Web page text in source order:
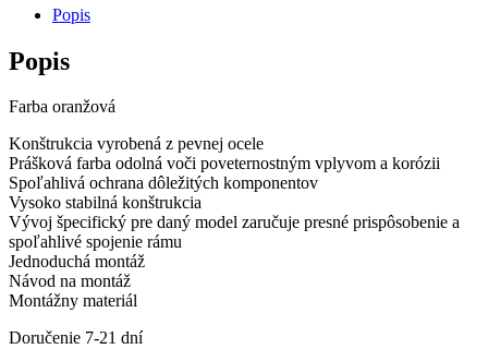
2024
MOTO
horné
dolné
padacie
rámy
/
farba
oranžová
Popis
Popis
Farba oranžová
Konštrukcia vyrobená z pevnej ocele
Prášková farba odolná voči poveternostným vplyvom a korózii
Spoľahlivá ochrana dôležitých komponentov
Vysoko stabilná konštrukcia
Vývoj špecifický pre daný model zaručuje presné prispôsobenie a
spoľahlivé spojenie rámu
Jednoduchá montáž
Návod na montáž
Montážny materiál
Doručenie 7-21 dní